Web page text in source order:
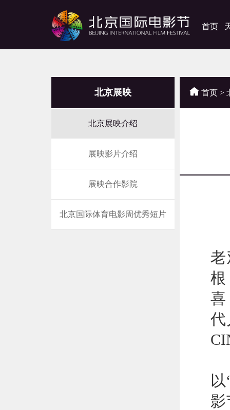
首页
北京展映
北京展映介绍
展映影片介绍
展映合作影院
北京国际体育电影周优秀短片
首页 >
喜
代
影